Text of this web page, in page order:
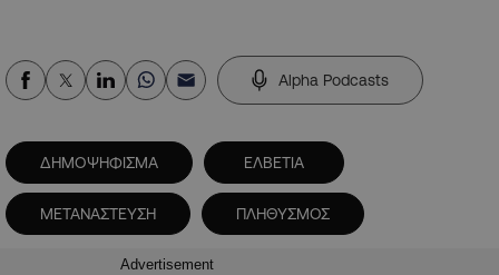
Alpha Podcasts
ΔΗΜΟΨΗΦΙΣΜΑ ΕΛΒΕΤΙΑ
ΜΕΤΑΝΑΣΤΕΥΣΗ ΠΛΗΘΥΣΜΟΣ
Advertisement